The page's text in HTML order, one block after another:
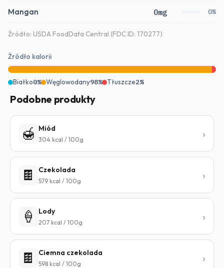
Mangan 0mg 0%
Źródło: USDA FoodData Central (FDC ID: 170277)
Źródło kalorii
Białko0% Węglowodany98% Tłuszcze2%
Podobne produkty
🍯 Miód
304 kcal / 100g
🍫 Czekolada
579 kcal / 100g
🍦 Lody
207 kcal / 100g
🍫 Ciemna czekolada
598 kcal / 100g